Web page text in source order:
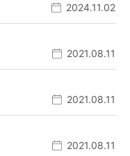
2024.11.02
2021.08.11
2021.08.11
2021.08.11